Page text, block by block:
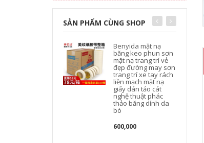
SẢN PHẨM CÙNG SHOP
Benyida mặt nạ
băng keo phun sơn
mặt nạ trang trí vẻ
đẹp đường may sơn
trang trí xe tay rách
liền mạch mặt nạ
giấy dán tảo cát
nghệ thuật phác
thảo băng dính da
bò
600,000